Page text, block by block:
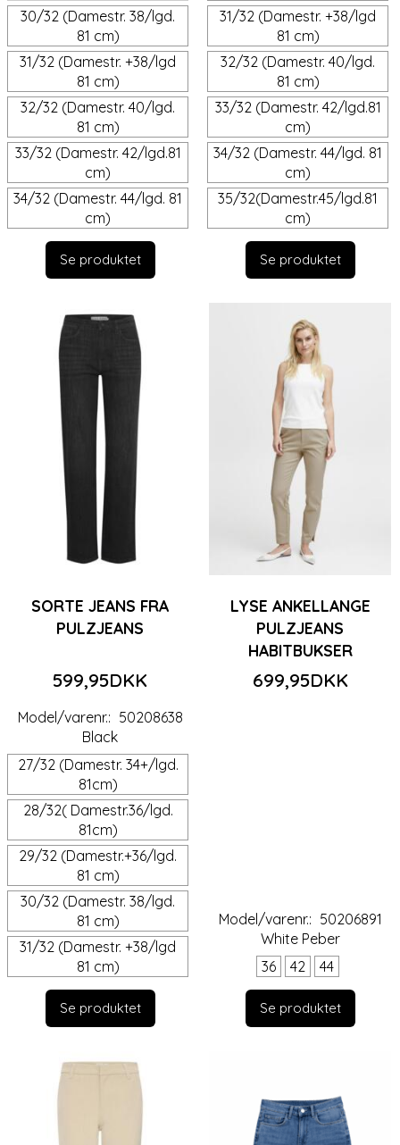
30/32 (Damestr. 38/lgd.
81 cm)
31/32 (Damestr. +38/lgd
81 cm)
32/32 (Damestr. 40/lgd.
81 cm)
33/32 (Damestr. 42/lgd.81
cm)
34/32 (Damestr. 44/lgd. 81
cm)
Se produktet
31/32 (Damestr. +38/lgd
81 cm)
32/32 (Damestr. 40/lgd.
81 cm)
33/32 (Damestr. 42/lgd.81
cm)
34/32 (Damestr. 44/lgd. 81
cm)
35/32(Damestr.45/lgd.81
cm)
Se produktet
SORTE JEANS FRA
PULZJEANS
599,95DKK
Model/varenr.: 50208638
Black
27/32 (Damestr. 34+/lgd.
81cm)
28/32( Damestr.36/lgd.
81cm)
29/32 (Damestr.+36/lgd.
81 cm)
30/32 (Damestr. 38/lgd.
81 cm)
31/32 (Damestr. +38/lgd
81 cm)
Se produktet
LYSE ANKELLANGE
PULZJEANS
HABITBUKSER
699,95DKK
Model/varenr.: 50206891
White Peber
36
42 44
Se produktet